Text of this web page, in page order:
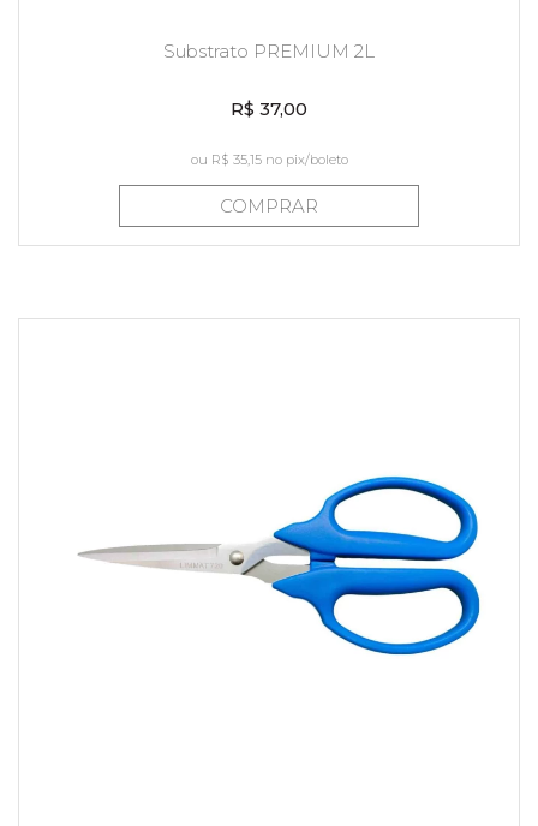
Substrato PREMIUM 2L
R$ 37,00
ou R$ 35,15no pix/boleto
COMPRAR